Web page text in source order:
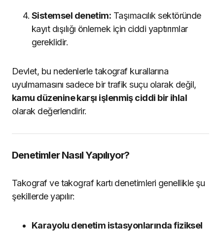
Sistemsel denetim: Taşımacılık sektöründe
kayıt dışılığı önlemek için ciddi yaptırımlar
gereklidir.
Devlet, bu nedenlerle takograf kurallarına
uyulmamasını sadece bir trafik suçu olarak değil,
kamu düzenine karşı işlenmiş ciddi bir ihlal
olarak değerlendirir.
Denetimler Nasıl Yapılıyor?
Takograf ve takograf kartı denetimleri genellikle şu
şekillerde yapılır:
Karayolu denetim istasyonlarında fiziksel